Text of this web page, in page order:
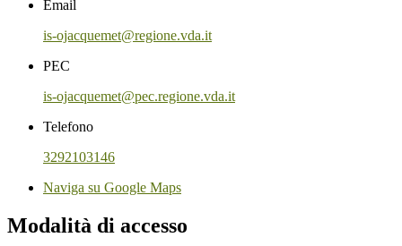
Email
is-ojacquemet@regione.vda.it
PEC
is-ojacquemet@pec.regione.vda.it
Telefono
3292103146
Naviga su Google Maps
Modalità di accesso